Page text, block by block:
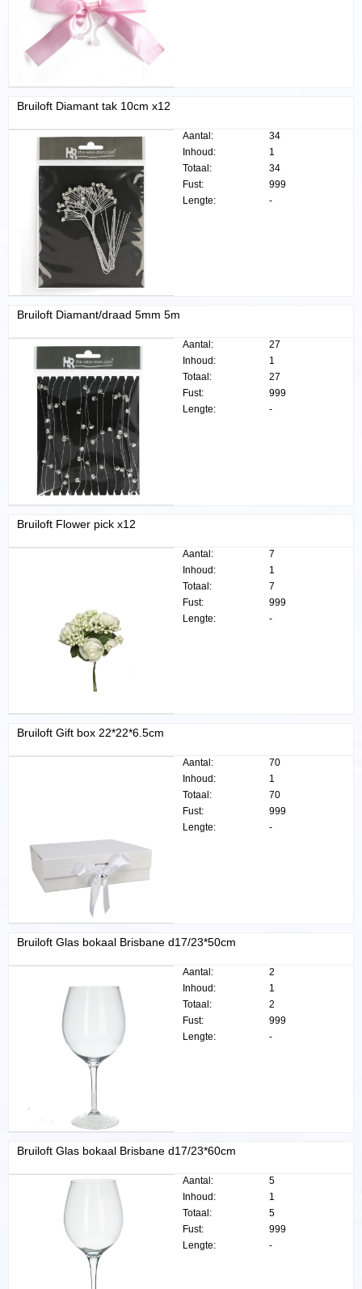
Bruiloft Diamant tak 10cm x12
Aantal:
34
Inhoud:
1
Totaal:
34
Fust:
999
Lengte:
-
Bruiloft Diamant/draad 5mm 5m
Aantal:
27
Inhoud:
1
Totaal:
27
Fust:
999
Lengte:
-
Bruiloft Flower pick x12
Aantal:
7
Inhoud:
1
Totaal:
7
Fust:
999
Lengte:
-
Bruiloft Gift box 22*22*6.5cm
Aantal:
70
Inhoud:
1
Totaal:
70
Fust:
999
Lengte:
-
Bruiloft Glas bokaal Brisbane d17/23*50cm
Aantal:
2
Inhoud:
1
Totaal:
2
Fust:
999
Lengte:
-
Bruiloft Glas bokaal Brisbane d17/23*60cm
Aantal:
5
Inhoud:
1
Totaal:
5
Fust:
999
Lengte:
-